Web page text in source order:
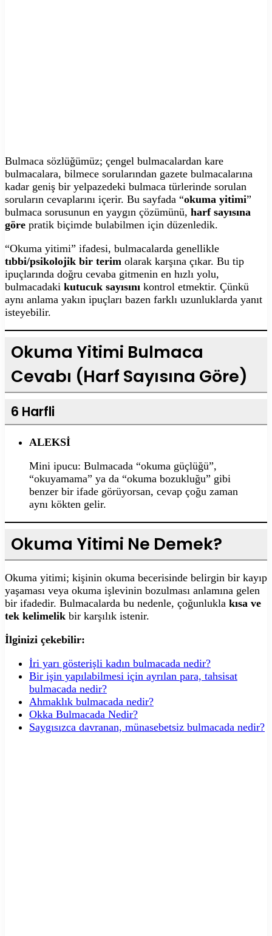
Bulmaca sözlüğümüz; çengel bulmacalardan kare
bulmacalara, bilmece sorularından gazete bulmacalarına
kadar geniş bir yelpazedeki bulmaca türlerinde sorulan
soruların cevaplarını içerir. Bu sayfada “okuma yitimi”
bulmaca sorusunun en yaygın çözümünü, harf sayısına
göre pratik biçimde bulabilmen için düzenledik.
“Okuma yitimi” ifadesi, bulmacalarda genellikle
tıbbi/psikolojik bir terim olarak karşına çıkar. Bu tip
ipuçlarında doğru cevaba gitmenin en hızlı yolu,
bulmacadaki kutucuk sayısını kontrol etmektir. Çünkü
aynı anlama yakın ipuçları bazen farklı uzunluklarda yanıt
isteyebilir.
Okuma Yitimi Bulmaca
Cevabı (Harf Sayısına Göre)
6 Harfli
ALEKSİ
Mini ipucu: Bulmacada “okuma güçlüğü”,
“okuyamama” ya da “okuma bozukluğu” gibi
benzer bir ifade görüyorsan, cevap çoğu zaman
aynı kökten gelir.
Okuma Yitimi Ne Demek?
Okuma yitimi; kişinin okuma becerisinde belirgin bir kayıp
yaşaması veya okuma işlevinin bozulması anlamına gelen
bir ifadedir. Bulmacalarda bu nedenle, çoğunlukla kısa ve
tek kelimelik bir karşılık istenir.
İlginizi çekebilir:
İri yarı gösterişli kadın bulmacada nedir?
Bir işin yapılabilmesi için ayrılan para, tahsisat
bulmacada nedir?
Ahmaklık bulmacada nedir?
Okka Bulmacada Nedir?
Saygısızca davranan, münasebetsiz bulmacada nedir?